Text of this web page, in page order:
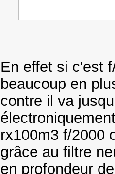
En effet si c'est
beaucoup en
contre il va
rx100m3 f/2000
grâce au filtre
en profondeur